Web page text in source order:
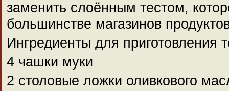
заменить слоённым тестом,
большинстве магазинов
Ингредиенты для приготовления
4 чашки муки
2 столовые ложки оливкового